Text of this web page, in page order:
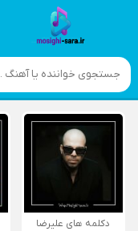
دکلمه های علیرضا